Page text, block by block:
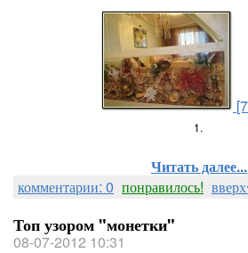
1.
Читать далее...
комментарии: 0 понравилось!
Топ узором "монетки"
08-07-2012 10:31